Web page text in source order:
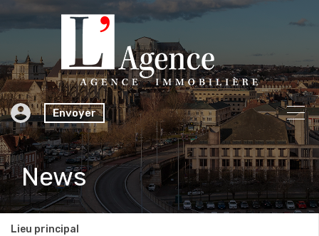
Envoyer
News
Lieu principal